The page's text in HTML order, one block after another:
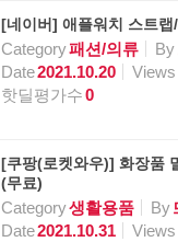
[네이버] 애플워치 스트
Category패션/의류 By
Date2021.10.20 Views
핫딜평가수0
[쿠팡(로켓와우)] 화장품
(무료)
Category생활용품 By
Date2021.10.31 Views